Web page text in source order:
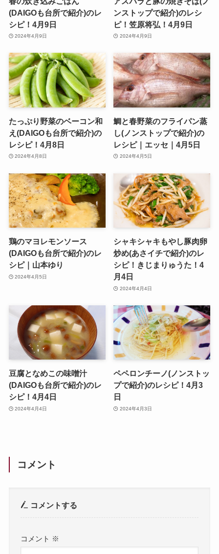
(DAIGOも台所で紹介)のレ
シピ！4月9日
2024年4月9日
ンストップで紹介)のレシ
ピ！笠原将弘！4月9日
2024年4月9日
たっぷり野菜のベーコン和
え(DAIGOも台所で紹介)の
レシピ！4月8日
2024年4月8日
鯛と春野菜のフライパン蒸
し(ノンストップで紹介)の
レシピ｜エッセ｜4月5日
2024年4月5日
鶏のマヨレモンソース
(DAIGOも台所で紹介)のレ
シピ｜山本ゆり
2024年4月5日
シャキシャキもやし豚肉卵
炒め(あさイチで紹介)のレ
シピ！きじまりゅうた！4
月4日
2024年4月4日
豆腐となめこの味噌汁
(DAIGOも台所で紹介)のレ
シピ！4月4日
2024年4月4日
ペペロンチーノ(ノンストッ
プで紹介)のレシピ！4月3
日
2024年4月3日
コメント
コメントする
コメント ※